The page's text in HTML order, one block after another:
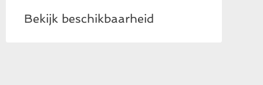
Bekijk beschikbaarheid